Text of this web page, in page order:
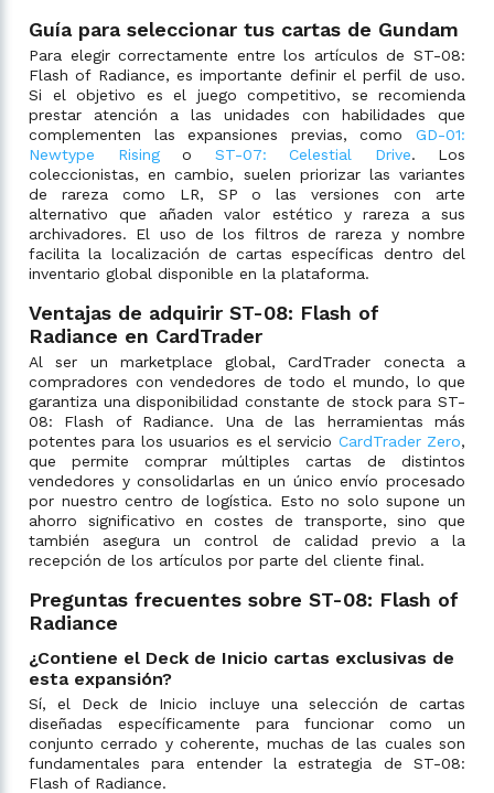
Guía para seleccionar tus cartas de Gundam
Para elegir correctamente entre los artículos de ST-08:
Flash of Radiance, es importante definir el perfil de uso.
Si el objetivo es el juego competitivo, se recomienda
prestar atención a las unidades con habilidades que
complementen las expansiones previas, como GD-01:
Newtype Risingo ST-07: Celestial Drive. Los
coleccionistas, en cambio, suelen priorizar las variantes
de rareza como LR, SP o las versiones con arte
alternativo que añaden valor estético y rareza a sus
archivadores. El uso de los filtros de rareza y nombre
facilita la localización de cartas específicas dentro del
inventario global disponible en la plataforma.
Ventajas de adquirir ST-08: Flash of
Radiance en CardTrader
Al ser un marketplace global, CardTrader conecta a
compradores con vendedores de todo el mundo, lo que
garantiza una disponibilidad constante de stock para ST-
08: Flash of Radiance. Una de las herramientas más
potentes para los usuarios es el servicio CardTrader Zero,
que permite comprar múltiples cartas de distintos
vendedores y consolidarlas en un único envío procesado
por nuestro centro de logística. Esto no solo supone un
ahorro significativo en costes de transporte, sino que
también asegura un control de calidad previo a la
recepción de los artículos por parte del cliente final.
Preguntas frecuentes sobre ST-08: Flash of
Radiance
¿Contiene el Deck de Inicio cartas exclusivas de
esta expansión?
Sí, el Deck de Inicio incluye una selección de cartas
diseñadas específicamente para funcionar como un
conjunto cerrado y coherente, muchas de las cuales son
fundamentales para entender la estrategia de ST-08:
Flash of Radiance.